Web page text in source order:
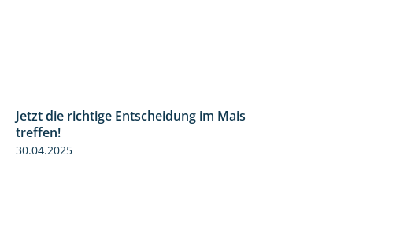
Jetzt die richtige Entscheidung im Mais
treffen!
30.04.2025